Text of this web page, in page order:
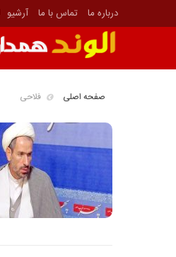
درباره ما تماس با ما آرشیو
صفحه اصلی فلاحی